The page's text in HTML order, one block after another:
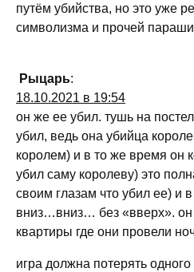
путём убийства, но это уже
символизма и прочей параши
Рыцарь:
18.10.2021 в 19:54
он же ее убил. тушь на
убил, ведь она убийца
королем) и в то же время он
убил саму королеву) это
своим глазам что убил ее) и
вниз…вниз… без «вверх». он
квартиры где они провели
игра должна потерять